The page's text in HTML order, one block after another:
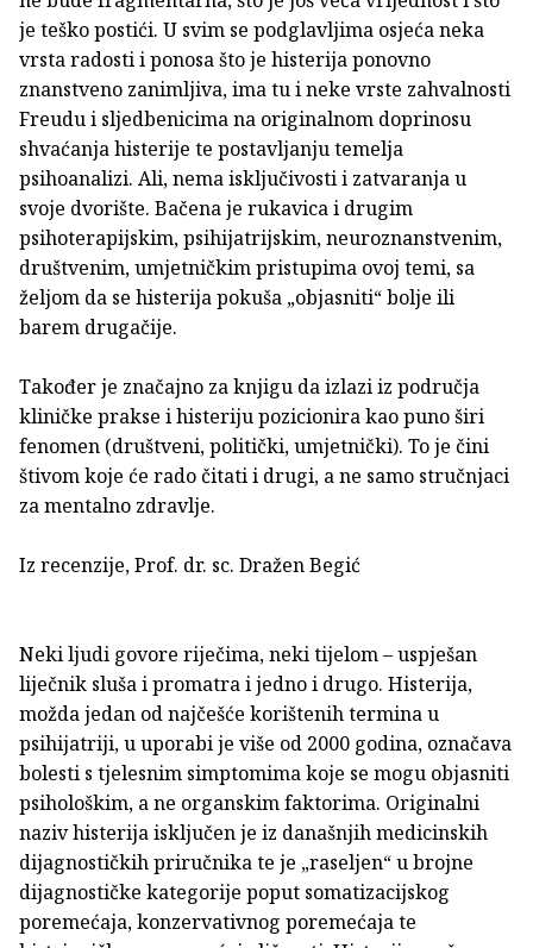
je teško postići. U svim se podglavljima osjeća neka
vrsta radosti i ponosa što je histerija ponovno
znanstveno zanimljiva, ima tu i neke vrste zahvalnosti
Freudu i sljedbenicima na originalnom doprinosu
shvaćanja histerije te postavljanju temelja
psihoanalizi. Ali, nema isključivosti i zatvaranja u
svoje dvorište. Bačena je rukavica i drugim
psihoterapijskim, psihijatrijskim, neuroznanstvenim,
društvenim, umjetničkim pristupima ovoj temi, sa
željom da se histerija pokuša „objasniti“ bolje ili
barem drugačije.
Također je značajno za knjigu da izlazi iz područja
kliničke prakse i histeriju pozicionira kao puno širi
fenomen (društveni, politički, umjetnički). To je čini
štivom koje će rado čitati i drugi, a ne samo stručnjaci
za mentalno zdravlje.
Iz recenzije, Prof. dr. sc. Dražen Begić
Neki ljudi govore riječima, neki tijelom – uspješan
liječnik sluša i promatra i jedno i drugo. Histerija,
možda jedan od najčešće korištenih termina u
psihijatriji, u uporabi je više od 2000 godina, označava
bolesti s tjelesnim simptomima koje se mogu objasniti
psihološkim, a ne organskim faktorima. Originalni
naziv histerija isključen je iz današnjih medicinskih
dijagnostičkih priručnika te je „raseljen“ u brojne
dijagnostičke kategorije poput somatizacijskog
poremećaja, konzervativnog poremećaja te